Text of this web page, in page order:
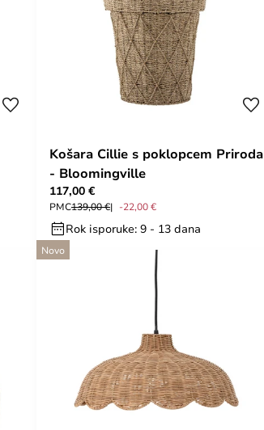
Košara Cillie s poklopcem Priroda
- Bloomingville
117,00 €
PMC139,00 € -22,00 €
Rok isporuke: 9 - 13 dana
Novo